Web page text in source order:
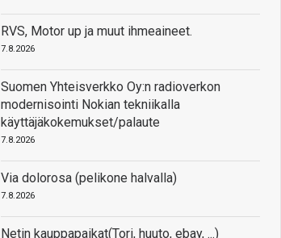
RVS, Motor up ja muut ihmeaineet.
7.8.2026
Suomen Yhteisverkko Oy:n radioverkon
modernisointi Nokian tekniikalla
käyttäjäkokemukset/palaute
7.8.2026
Via dolorosa (pelikone halvalla)
7.8.2026
Netin kauppapaikat(Tori, huuto, ebay, ...)